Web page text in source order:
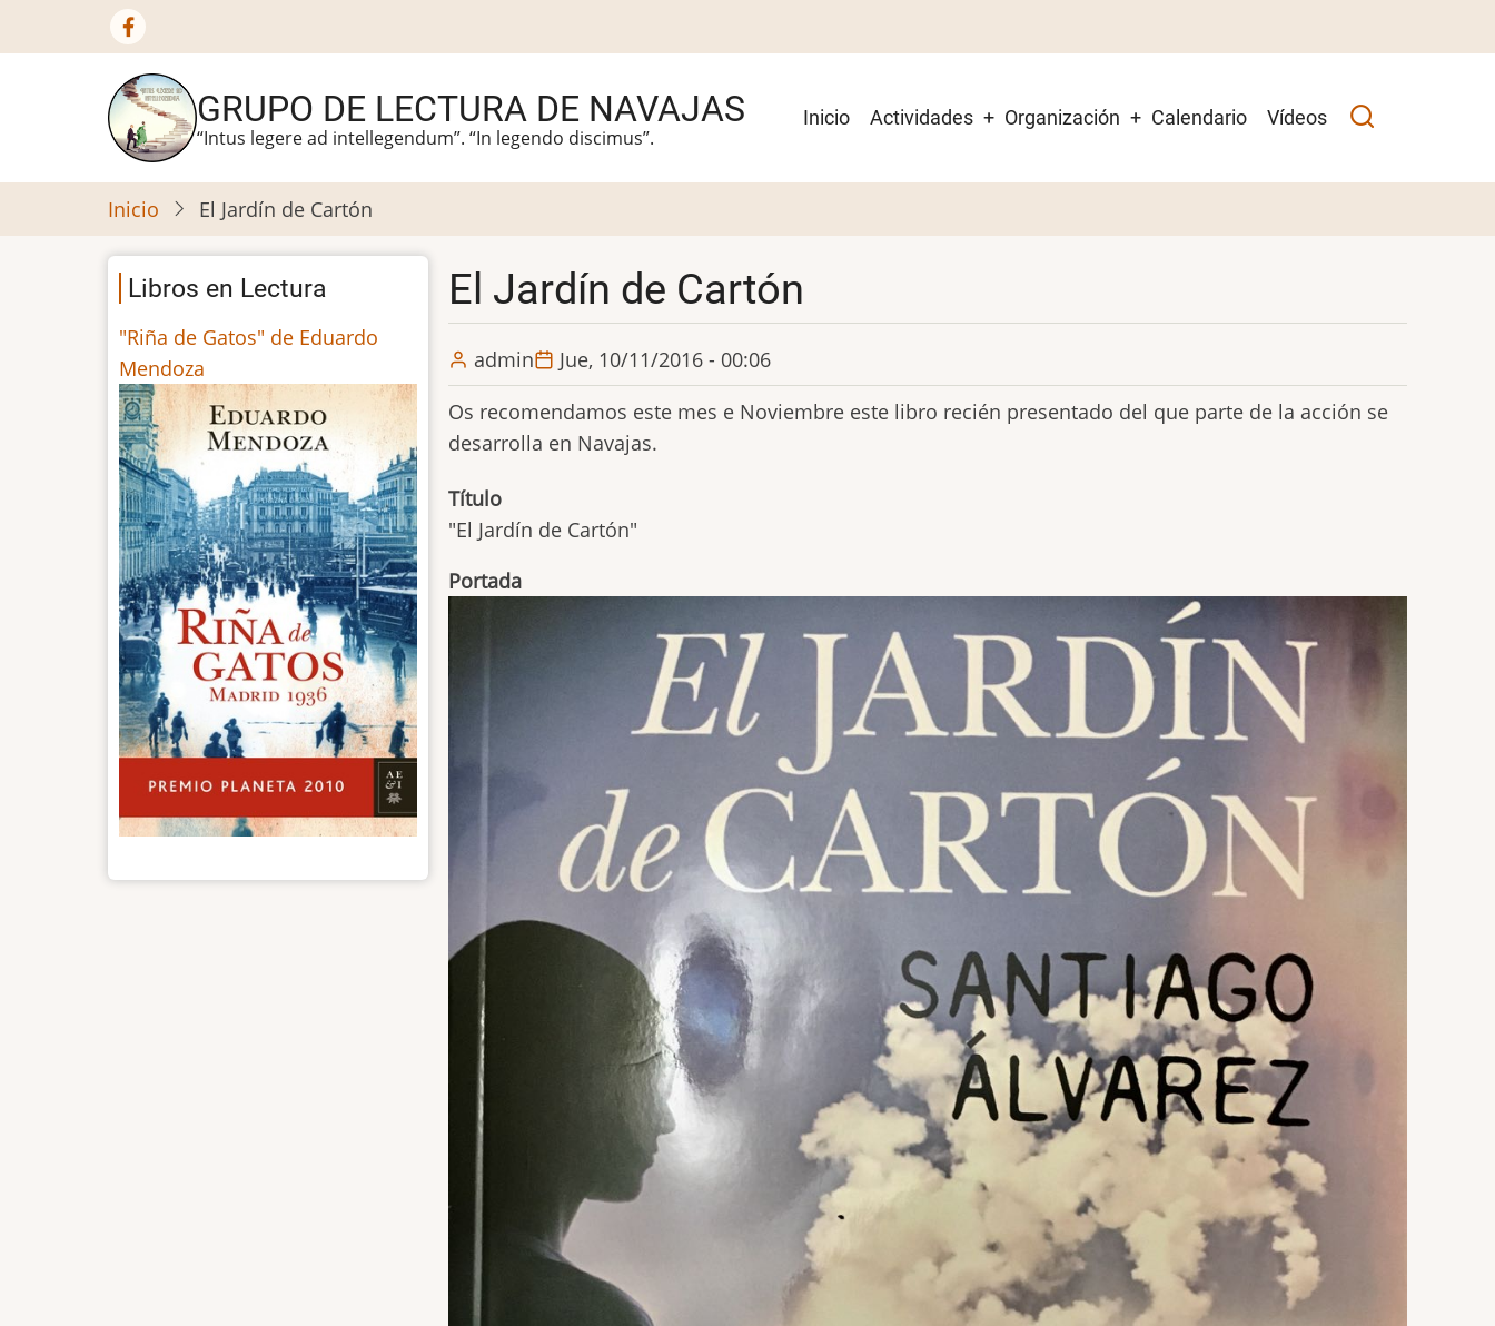
al
GRUPO DE LECTURA DE NAVAJAS
“Intus legere ad intellegendum”. “In legendo discimus”.
Navegación
Inicio Actividades + Organización + Calendario Vídeos
Inicio El Jardín de Cartón
El Jardín de Cartón
admin
Jue, 10/11/2016 - 00:06
Os recomendamos este mes e Noviembre este libro recién presentado del que parte de la acción se
desarrolla en Navajas.
Título
"El Jardín de Cartón"
Portada
Libros en Lectura
"Riña de Gatos" de Eduardo
Mendoza